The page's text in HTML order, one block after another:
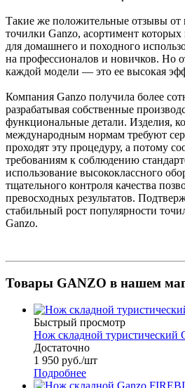
Такие же положительные отзывы от
точилки Ganzo, асортимент
для домашнего и походного
на профессионалов и новичков. Но
каждой модели — это ее высокая
Компания Ganzo получила более
разрабатывая собственные
функциональные детали. Изделия,
международным нормам требуют
проходят эту процедуру, а потому
требованиям к соблюдению
использование высококлассного
тщательного контроля качества
превосходных результатов.
стабильный рост популярности
Ganzo.
Товары GANZO в нашем
Быстрый просмотр
Нож складной туристический
Достаточно
1 950 руб./шт
Подробнее